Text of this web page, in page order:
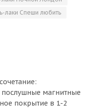
лаки Спеши любить
магнитные
покрытие в 1-2